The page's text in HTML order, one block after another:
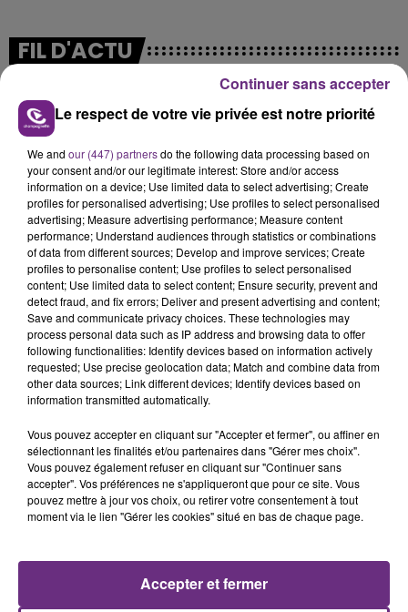
FIL D'ACTU
7 août 2026
LA CENTRALE NUCLÉAIRE DE CHOOZ
TOUJOURS À L'ARRÊT
Cela fait déjà une semaine que la centrale
nucléaire ardennaise est à l'arrêt. Une situation
justifiée par la sécheresse intense qui est toujours
présente.
7 août 2026
LE MAGASIN JOUÉCLUB DE REIMS FERME
SES PORTES
C'était l'une des institutions du centre-ville
fermer ses portes.
TITRES DIFFUSÉS
Le respect de votre vie privée est notre priorité
We and our (447) partnersdo the following data processing based on
your consent and/or our legitimate interest: Store and/or access
information on a device; Use limited data to select advertising; Create
profiles for personalised advertising; Use profiles to select personalised
advertising; Measure advertising performance; Measure content
performance; Understand audiences through statistics or combinations
of data from different sources; Develop and improve services; Create
profiles to personalise content; Use profiles to select personalised
content; Use limited data to select content; Ensure security, prevent and
detect fraud, and fix errors; Deliver and present advertising and content;
Save and communicate privacy choices. These technologies may
process personal data such as IP address and browsing data to offer
following functionalities: Identify devices based on information actively
requested; Use precise geolocation data; Match and combine data from
other data sources; Link different devices; Identify devices based on
information transmitted automatically.
Vous pouvez accepter en cliquant sur "Accepter et fermer", ou affiner en
sélectionnant les finalités et/ou partenaires dans "Gérer mes choix".
Vous pouvez également refuser en cliquant sur "Continuer sans
accepter". Vos préférences ne s'appliqueront que pour ce site. Vous
pouvez mettre à jour vos choix, ou retirer votre consentement à tout
moment via le lien "Gérer les cookies" situé en bas de chaque page.
Accepter et fermer
Continuer sans accepter